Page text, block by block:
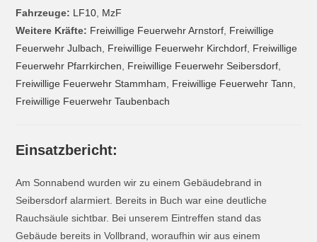
Fahrzeuge: LF10 MzF
Weitere Kräfte: Freiwillige Feuerwehr Arnstorf Freiwillige
Feuerwehr Julbach
Freiwillige Feuerwehr Kirchdorf Freiwillige
Feuerwehr Pfarrkirchen
Freiwillige Feuerwehr Seibersdorf
Freiwillige Feuerwehr Stammham
Freiwillige Feuerwehr Tann
Freiwillige Feuerwehr Taubenbach
Einsatzbericht:
Am Sonnabend wurden wir zu einem Gebäudebrand in
Seibersdorf alarmiert. Bereits in Buch war eine deutliche
Rauchsäule sichtbar. Bei unserem Eintreffen stand das
Gebäude bereits in Vollbrand, woraufhin wir aus einem